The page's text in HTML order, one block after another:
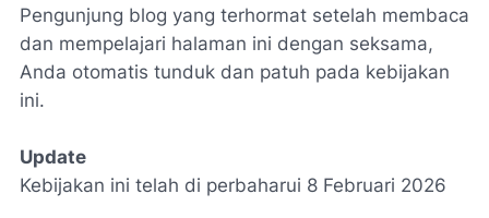
Pengunjung blog yang terhormat setelah membaca
dan mempelajari halaman ini dengan seksama,
Anda otomatis tunduk dan patuh pada kebijakan
ini.
Update
Kebijakan ini telah di perbaharui 8 Februari 2026